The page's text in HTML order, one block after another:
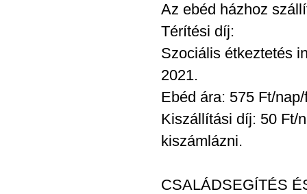
Az ebéd házhoz
Térítési díj:
Szociális étkeztetés
2021.
Ebéd ára: 575 Ft/
Kiszállítási díj: 50 Ft/
kiszámlázni.
CSALÁDSEGÍTÉS